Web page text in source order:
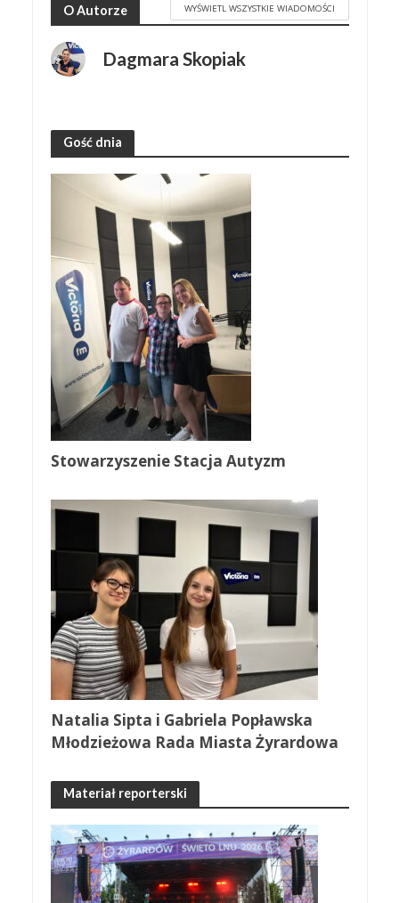
O Autorze WYŚWIETL WSZYSTKIE WIADOMOŚCI
Dagmara Skopiak
Gość dnia
Stowarzyszenie Stacja Autyzm
Natalia Sipta i Gabriela Popławska
Młodzieżowa Rada Miasta Żyrardowa
Materiał reporterski